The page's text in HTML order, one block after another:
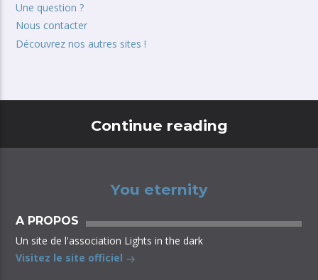
Une question ?
Nous contacter
Découvrez nos autres sites !
Continue reading
You eternity
A PROPOS
Un site de l'association Lights in the dark
Visitez le site officiel